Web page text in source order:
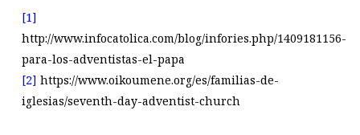
[1]
http://www.infocatolica.com/blog/infories.php/1409181156-
para-los-adventistas-el-papa
[2] https://www.oikoumene.org/es/familias-de-
iglesias/seventh-day-adventist-church